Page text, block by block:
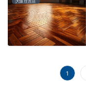
大阪住吉店
1